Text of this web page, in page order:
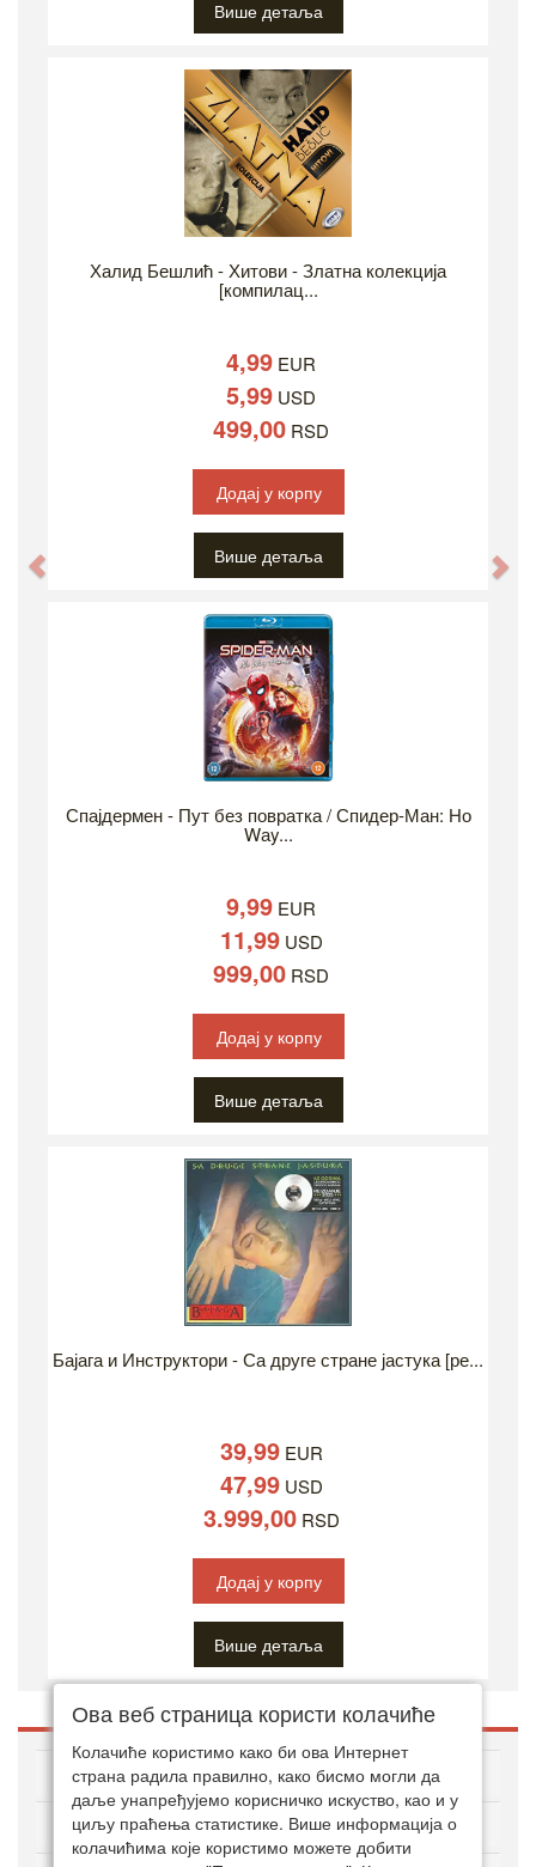
Више детаља
Халид Бешлић - Хитови - Златна колекција
[компилац...
4,99 EUR
5,99 USD
499,00 RSD
Додај у корпу
Више детаља
Спајдермен - Пут без повратка / Спидер-Ман: Но
Wаy...
9,99 EUR
11,99USD
999,00 RSD
Додај у корпу
Више детаља
Бајага и Инструктори - Са друге стране јастука [ре...
39,99EUR
47,99USD
3.999,00RSD
Додај у корпу
Више детаља
O ДВД ЗОНИ
Како куповати онлајн
Ова веб страница користи колачиће
Колачиће користимо како би ова Интернет
страна радила правилно, како бисмо могли да
даље унапређујемо корисничко искуство, као и у
циљу праћења статистике. Више информација о
колачићима које користимо можете добити